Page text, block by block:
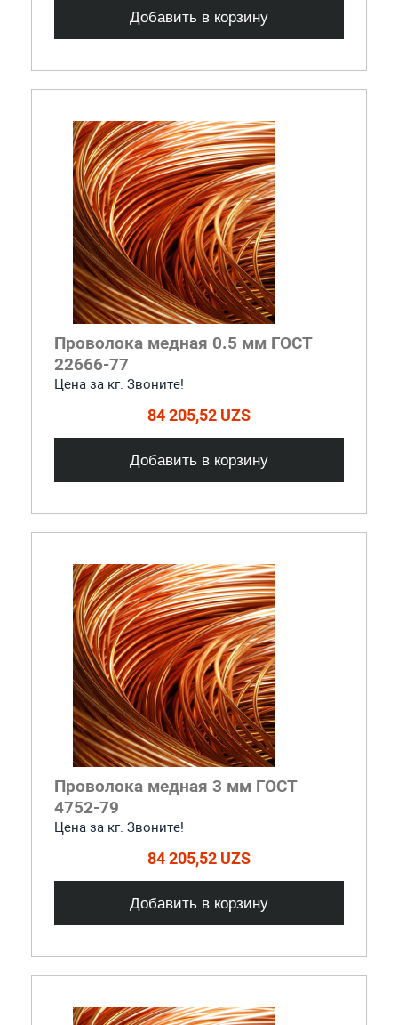
Добавить в корзину
Проволока медная 0.5 мм ГОСТ
22666-77
Цена за кг. Звоните!
84 205,52 UZS
Добавить в корзину
Проволока медная 3 мм ГОСТ
4752-79
Цена за кг. Звоните!
84 205,52 UZS
Добавить в корзину